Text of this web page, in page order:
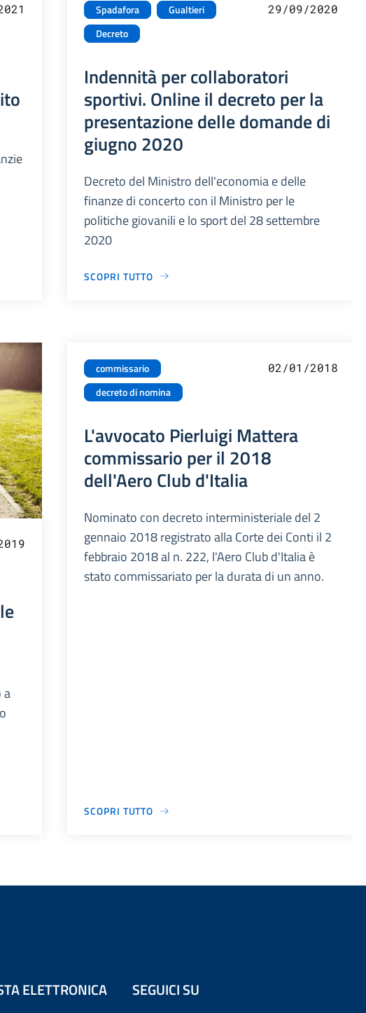
Spadafora
Gualtieri
Decreto
29/09/2020
Indennità per collaboratori
sportivi. Online il decreto per la
presentazione delle domande di
giugno 2020
Decreto del Ministro dell'economia e delle
finanze di concerto con il Ministro per le
politiche giovanili e lo sport del 28 settembre
2020
SCOPRI TUTTO
a
commissario
decreto di nomina
02/01/2018
L'avvocato Pierluigi Mattera
commissario per il 2018
dell'Aero Club d'Italia
Nominato con decreto interministeriale del 2
gennaio 2018 registrato alla Corte dei Conti il 2
febbraio 2018 al n. 222, l'Aero Club d'Italia è
stato commissariato per la durata di un anno.
SCOPRI TUTTO
ELETTRONICA SEGUICI SU